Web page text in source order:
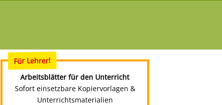
Für Lehrer!
Arbeitsblätter für den Unterricht
Sofort einsetzbare Kopiervorlagen &
Unterrichtsmaterialien